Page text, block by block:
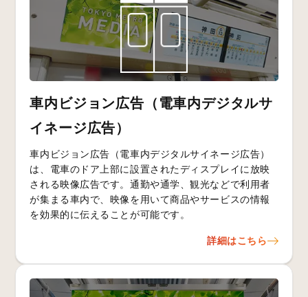
車内ビジョン広告（電車内デジタルサ
イネージ広告）
車内ビジョン広告（電車内デジタルサイネージ広告）
は、電車のドア上部に設置されたディスプレイに放映
される映像広告です。通勤や通学、観光などで利用者
が集まる車内で、映像を用いて商品やサービスの情報
を効果的に伝えることが可能です。
詳細はこちら